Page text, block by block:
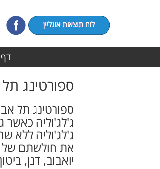
ספורטינג תל אביב
ג'לג'וליה
את חולשתם של
יואבוב, דנן,